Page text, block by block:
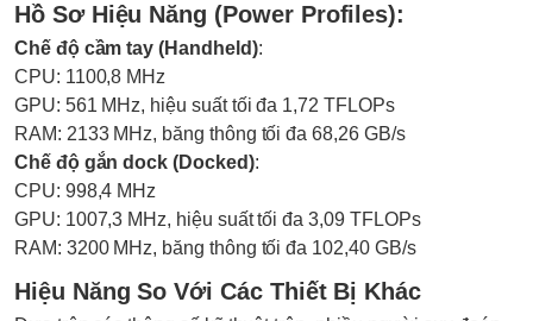
Hồ Sơ Hiệu Năng (Power Profiles):
Chế độ cầm tay (Handheld):
CPU: 1100,8 MHz
GPU: 561 MHz, hiệu suất tối đa 1,72 TFLOPs
RAM: 2133 MHz, băng thông tối đa 68,26 GB/s
Chế độ gắn dock (Docked):
CPU: 998,4 MHz
GPU: 1007,3 MHz, hiệu suất tối đa 3,09 TFLOPs
RAM: 3200 MHz, băng thông tối đa 102,40 GB/s
Hiệu Năng So Với Các Thiết Bị Khác